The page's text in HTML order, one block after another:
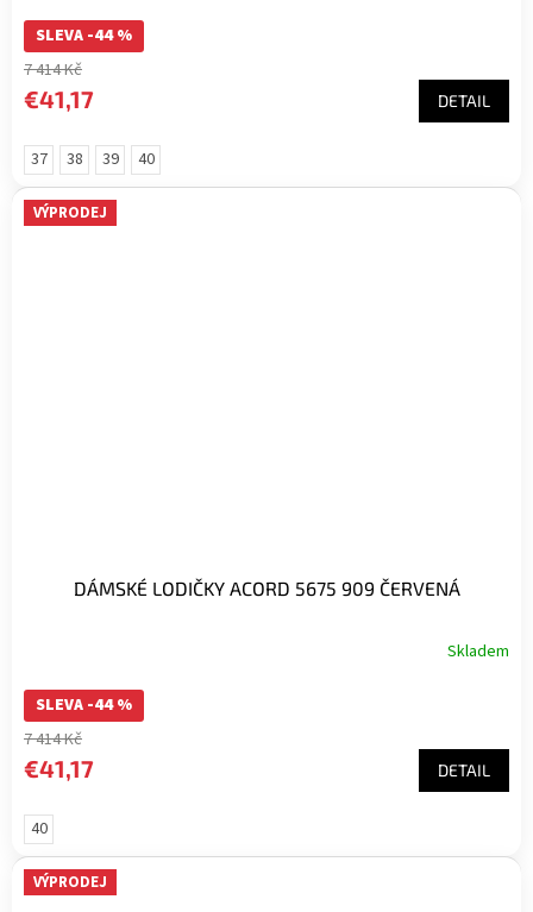
SLEVA -44 %
7 414 Kč
€41,17 DETAIL
37 38 39 40
VÝPRODEJ
DÁMSKÉ LODIČKY ACORD 5675 909 ČERVENÁ
Skladem
SLEVA -44 %
7 414 Kč
€41,17 DETAIL
40
VÝPRODEJ